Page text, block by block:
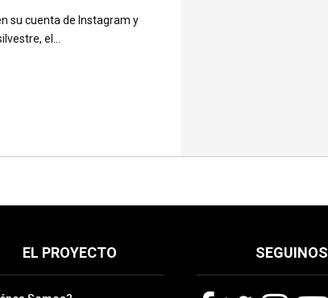
su cuenta de Instagram y
el...
EL PROYECTO SEGUINOS